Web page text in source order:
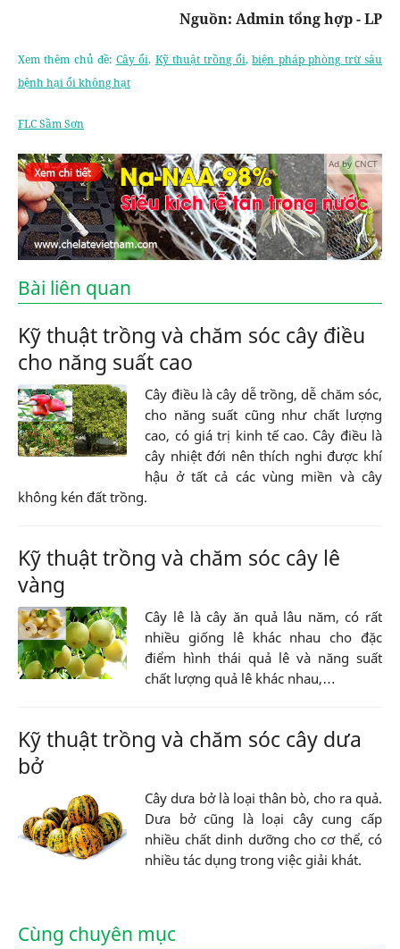
Nguồn: Admin tổng hợp - LP
Xem thêm chủ đề: Cây ổi, Kỹ thuật trồng ổi,biện pháp phòng trừ sâu
bệnh hại ổi không hạt
FLC Sầm Sơn
Ad by CNCT
Bài liên quan
Kỹ thuật trồng và chăm sóc cây điều
cho năng suất cao
Cây điều là cây dễ trồng, dễ chăm sóc,
cho năng suất cũng như chất lượng
cao, có giá trị kinh tế cao. Cây điều là
cây nhiệt đới nên thích nghi được khí
hậu ở tất cả các vùng miền và cây
không kén đất trồng.
Kỹ thuật trồng và chăm sóc cây lê
vàng
Cây lê là cây ăn quả lâu năm, có rất
nhiều giống lê khác nhau cho đặc
điểm hình thái quả lê và năng suất
chất lượng quả lê khác nhau,…
Kỹ thuật trồng và chăm sóc cây dưa
bở
Cây dưa bở là loại thân bò, cho ra quả.
Dưa bở cũng là loại cây cung cấp
nhiều chất dinh dưỡng cho cơ thể, có
nhiều tác dụng trong việc giải khát.
Cùng chuyên mục